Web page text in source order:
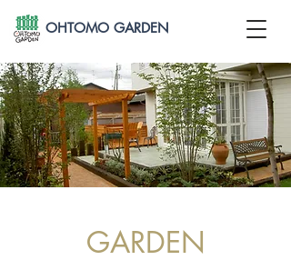
OHTOMO GARDEN
GARDEN